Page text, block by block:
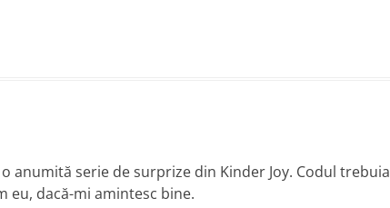
anumită serie de surprize din Kinder Joy. Codul trebuia
eu, dacă-mi amintesc bine.